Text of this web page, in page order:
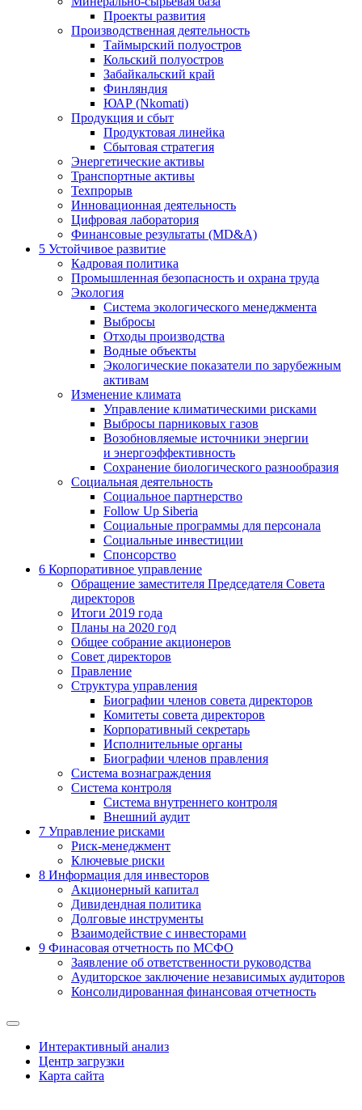
Проекты развития
Производственная деятельность
Таймырский полуостров
Кольский полуостров
Забайкальский край
Финляндия
ЮАР (Nkomati)
Продукция и сбыт
Продуктовая линейка
Сбытовая стратегия
Энергетические активы
Транспортные активы
Техпрорыв
Инновационная деятельность
Цифровая лаборатория
Финансовые результаты (MD&A)
5 Устойчивое развитие
Кадровая политика
Промышленная безопасность и охрана труда
Экология
Система экологического менеджмента
Выбросы
Отходы производства
Водные объекты
Экологические показатели по зарубежным
активам
Изменение климата
Управление климатическими рисками
Выбросы парниковых газов
Возобновляемые источники энергии
и энергоэффективность
Сохранение биологического разнообразия
Социальная деятельность
Социальное партнерство
Follow Up Siberia
Социальные программы для персонала
Социальные инвестиции
Спонсорство
6 Корпоративное управление
Обращение заместителя Председателя Совета
директоров
Итоги 2019 года
Планы на 2020 год
Общее собрание акционеров
Совет директоров
Правление
Структура управления
Биографии членов совета директоров
Комитеты совета директоров
Корпоративный секретарь
Исполнительные органы
Биографии членов правления
Система вознаграждения
Система контроля
Система внутреннего контроля
Внешний аудит
7 Управление рисками
Риск-менеджмент
Ключевые риски
8 Информация для инвесторов
Акционерный капитал
Дивидендная политика
Долговые инструменты
Взаимодействие с инвеcторами
9 Финасовая отчетность по МСФО
Заявление об ответственности руководства
Аудиторское заключение независимых аудиторов
Консолидированная финансовая отчетность
Интерактивный анализ
Центр загрузки
Карта сайта